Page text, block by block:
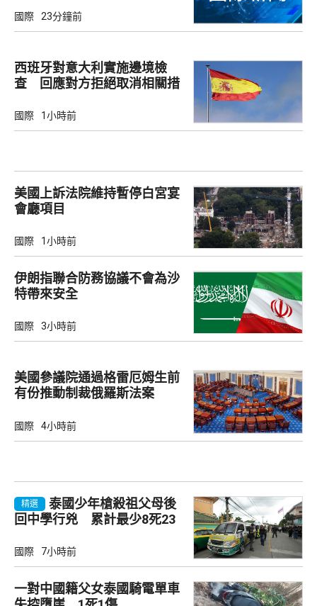
國際 23分鐘前
西班牙對意大利實施邊境檢
查 回應對方拒絕取消相關措
國際 1小時前
美國上訴法院維持暫停白宮宴
會廳項目
國際 1小時前
伊朗指聯合防務協議不會為沙
特帶來安全
國際 3小時前
美國參議院通過格雷厄姆生前
有份推動制裁俄羅斯法案
國際 4小時前
精選
泰國少年槍殺祖父母後
回中學行兇 累計最少8死23
國際 7小時前
一對中國籍父女泰國騎電單車